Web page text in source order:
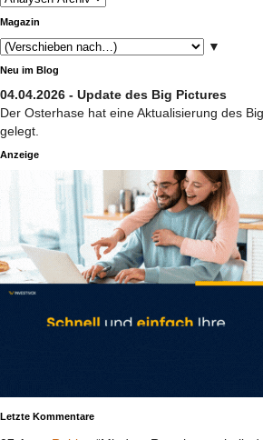
Magazin
▼
Neu im Blog
04.04.2026 - Update des Big Pictures
Der Osterhase hat eine Aktualisierung des
gelegt.
Anzeige
Letzte Kommentare